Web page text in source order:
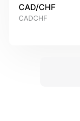
CAD/CHF
CADCHF